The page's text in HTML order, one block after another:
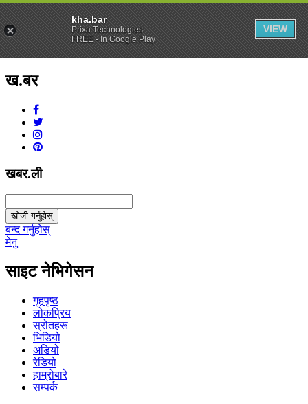
ख.बर
खबर.ली
खोजी गर्नुहोस्
बन्द गर्नुहोस्
मेनु
साइट नेभिगेसन
गृहपृष्ठ
लोकप्रिय
स्रोतहरू
भिडियो
अडियो
रेडियो
हाम्रोबारे
सम्पर्क
kha.bar
Prixa Technologies
FREE - In Google Play
VIEW